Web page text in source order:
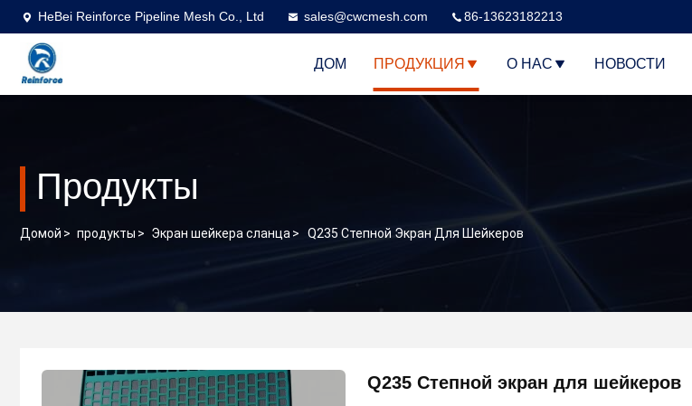
HeBei Reinforce Pipeline Mesh Co., Ltd sales@cwcmesh.com 86-13623182213
ДОМ ПРОДУКЦИЯ О НАС НОВОСТИ
Продукты
Домой > продукты > Экран шейкера сланца> Q235 Степной Экран Для Шейкеров
Q235 Степной экран для шейкеров